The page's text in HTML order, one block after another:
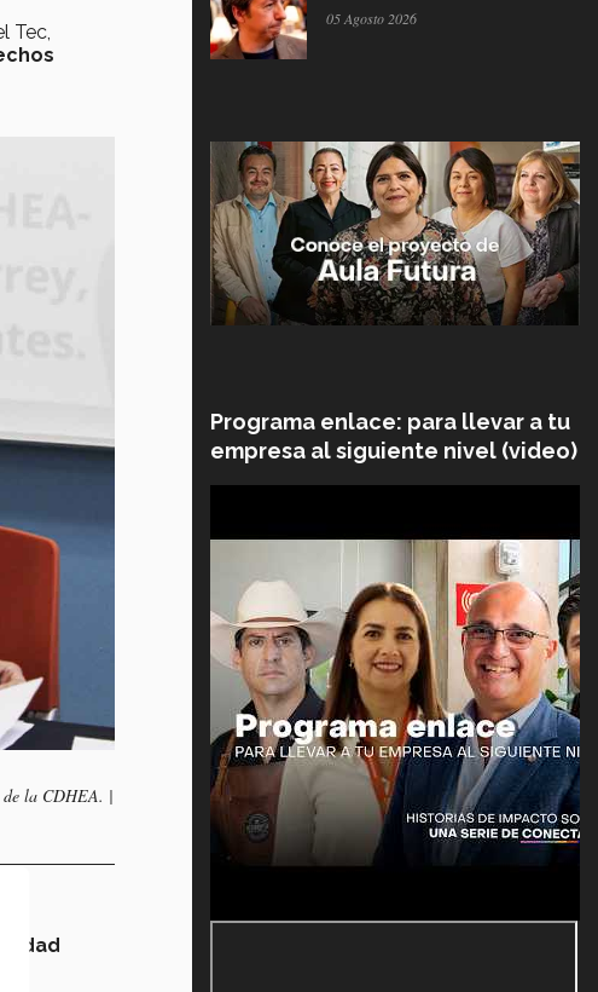
Tec,
de la CDHEA. |
05 Agosto 2026
Programa enlace: para llevar a tu
empresa al siguiente nivel (video)